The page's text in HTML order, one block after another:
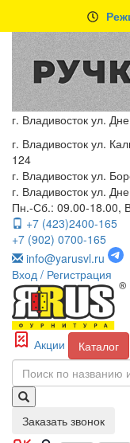
г. Владивосток ул.
г. Владивосток ул.
124
г. Владивосток ул.
г. Владивосток ул.
Пн.-Сб.: 09.00-18.00,
+7 (423)2400-165
+7 (902) 0700-165
info@yarusvl.ru
Вход / Регистрация
Акции Каталог
Заказать звонок